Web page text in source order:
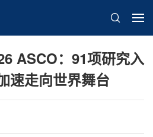
ASCO：91项研究入
速走向世界舞台